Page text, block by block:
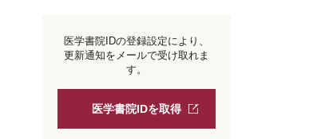
医学書院IDの登録設定により、
更新通知をメールで受け取れま
す。
医学書院IDを取得